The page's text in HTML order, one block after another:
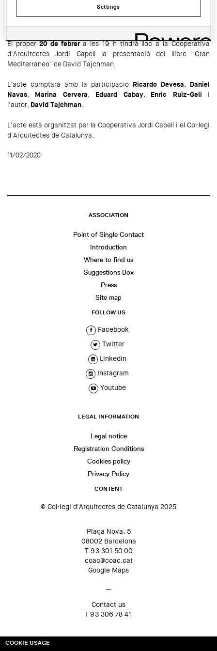
SHARE THIS
El proper20 de febrera les 19 h tindrà lloc a la Cooperativa
d'Arquitectes Jordi Capell la presentació del llibre "Gran
Mediterraneo" de David Tajchman.
L'acte comptarà amb la participació Ricardo Devesa
Daniel
Navas
Marina Cervera Eduard Cabay, Enric Ruiz-Geli i
l'autor, David Tajchman
L'acte està organitzat per la Cooperativa Jordi Capell i el Col·legi
d'Arquitectes de Catalunya.
11/02/2020
ASSOCIATION
Point of Single Contact
Introduction
Where to find us
Suggestions Box
Press
Site map
FOLLOW US
Facebook
Twitter
Linkedin
Instagram
Youtube
LEGAL INFORMATION
Legal notice
Registration Conditions
Cookies policy
Privacy Policy
CONTENT
© Col·legi d'Arquitectes de Catalunya 2025
Plaça Nova, 5
08002 Barcelona
T 93 301 50 00
coac@coac.cat
Google Maps
—
Contact us
T 93 306 78 41
COOKIE USAGE
Settings